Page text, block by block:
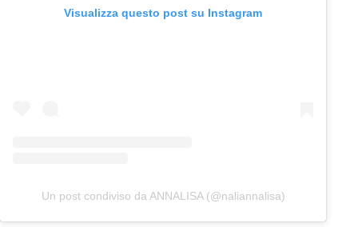
Visualizza questo post su Instagram
Un post condiviso da ANNALISA (@naliannalisa)